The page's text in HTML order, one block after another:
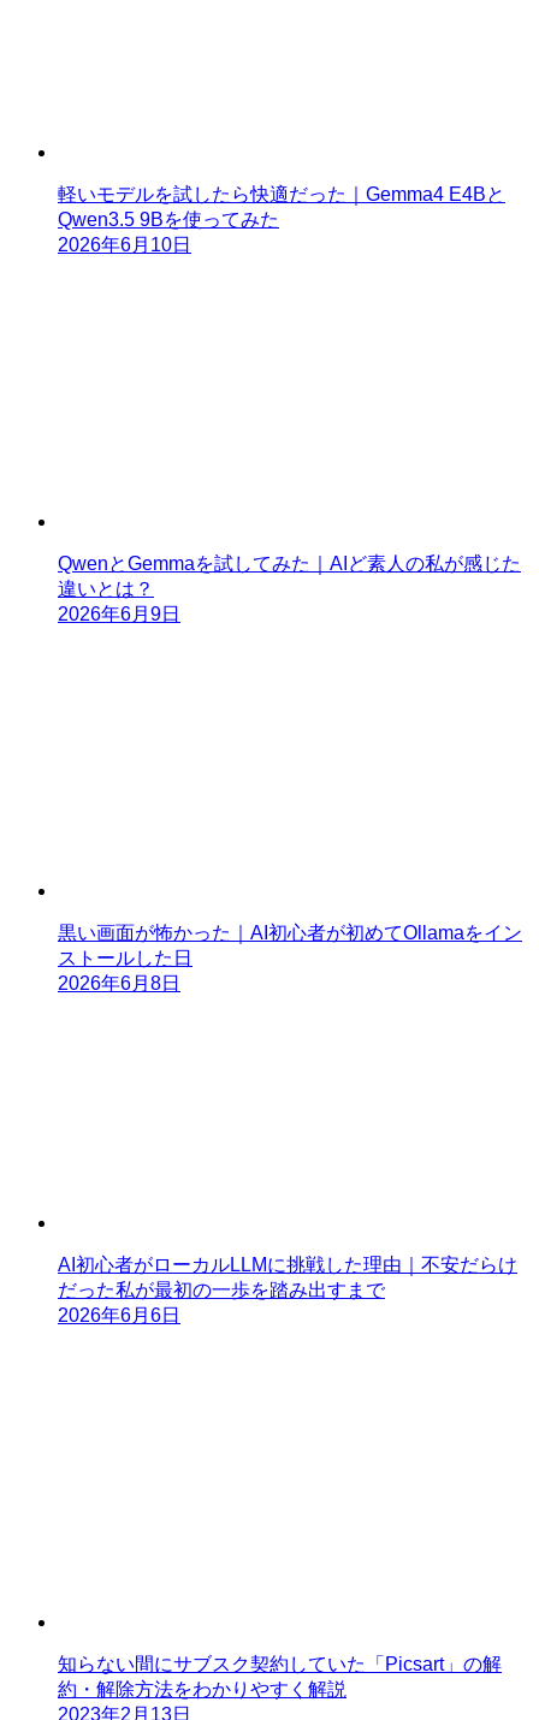
軽いモデルを試したら快適だった｜Gemma4 E4Bと
Qwen3.5 9Bを使ってみた
2026年6月10日
QwenとGemmaを試してみた｜AIど素人の私が感じた
違いとは？
2026年6月9日
黒い画面が怖かった｜AI初心者が初めてOllamaをイン
ストールした日
2026年6月8日
AI初心者がローカルLLMに挑戦した理由｜不安だらけ
だった私が最初の一歩を踏み出すまで
2026年6月6日
知らない間にサブスク契約していた「Picsart」の解
約・解除方法をわかりやすく解説
2023年2月13日